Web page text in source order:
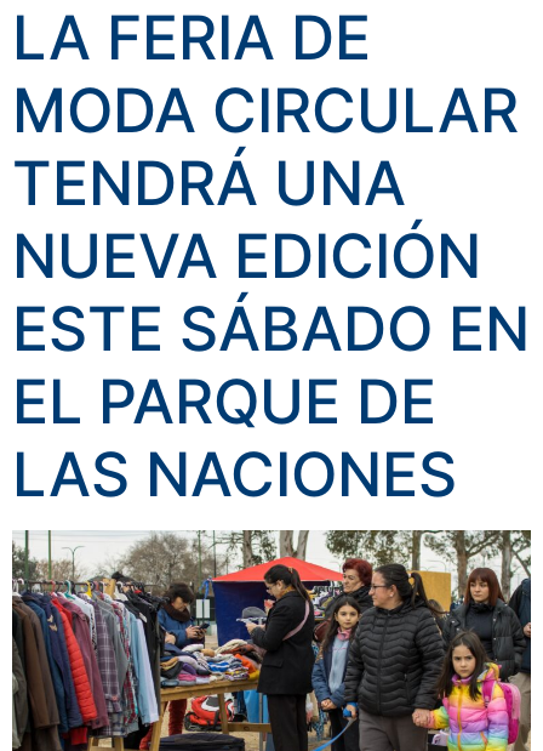
LA FERIA DE
MODA CIRCULAR
TENDRÁ UNA
NUEVA EDICIÓN
ESTE SÁBADO EN
EL PARQUE DE
LAS NACIONES